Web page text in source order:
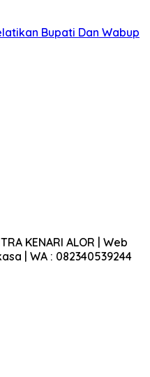
Bupati Dan Wabup
KENARI ALOR | Web
| WA : 082340539244